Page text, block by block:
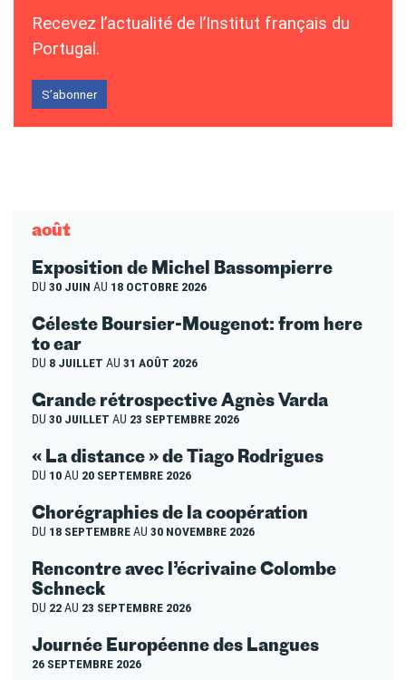
Recevez l’actualité de l’Institut français du
Portugal.
S’abonner
août
Exposition de Michel Bassompierre
DU 30 JUIN AU 18 OCTOBRE 2026
Céleste Boursier-Mougenot: from here
to ear
DU 8 JUILLET AU 31 AOÛT 2026
Grande rétrospective Agnès Varda
DU 30 JUILLET AU 23 SEPTEMBRE 2026
« La distance » de Tiago Rodrigues
DU 10AU 20 SEPTEMBRE 2026
Chorégraphies de la coopération
DU 18 SEPTEMBREAU 30 NOVEMBRE 2026
Rencontre avec l’écrivaine Colombe
Schneck
DU 22AU 23 SEPTEMBRE 2026
Journée Européenne des Langues
26 SEPTEMBRE 2026